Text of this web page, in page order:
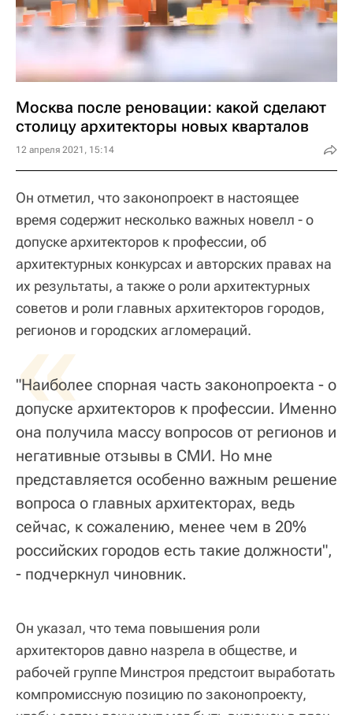
Москва после реновации: какой сделают
столицу архитекторы новых кварталов
12 апреля 2021, 15:14
Он отметил, что законопроект в настоящее
время содержит несколько важных новелл - о
допуске архитекторов к профессии, об
архитектурных конкурсах и авторских правах на
их результаты, а также о роли архитектурных
советов и роли главных архитекторов городов,
регионов и городских агломераций.
«
"Наиболее спорная часть законопроекта - о
допуске архитекторов к профессии. Именно
она получила массу вопросов от регионов и
негативные отзывы в СМИ. Но мне
представляется особенно важным решение
вопроса о главных архитекторах, ведь
сейчас, к сожалению, менее чем в 20%
российских городов есть такие должности",
- подчеркнул чиновник.
Он указал, что тема повышения роли
архитекторов давно назрела в обществе, и
рабочей группе Минстроя предстоит выработать
компромиссную позицию по законопроекту,